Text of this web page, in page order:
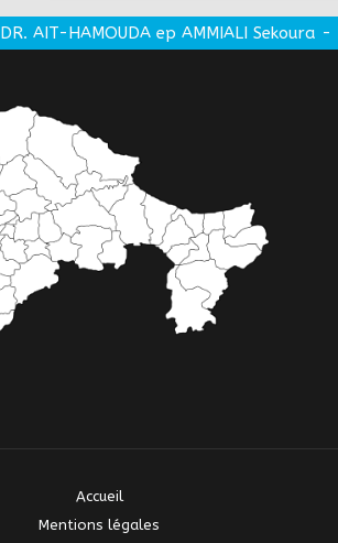
DR. AIT-HAMOUDA ep AMMIALI Sekoura -
Accueil
Mentions légales